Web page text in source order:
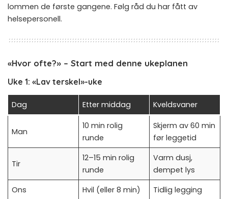
lommen de første gangene. Følg råd du har fått av
helsepersonell.
«Hvor ofte?» – Start med denne ukeplanen
Uke 1: «Lav terskel»-uke
Dag Etter middag Kveldsvaner
Man
10 min rolig
runde
Skjerm av 60 min
før leggetid
Tir
12–15 min rolig
runde
Varm dusj,
dempet lys
Ons
Hvil (eller 8 min) Tidlig legging